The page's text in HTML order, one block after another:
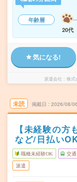
年齢層
20代
気になる!
派遣会社 株式
未読 掲載日 2026/08/06
【未経験の
など/日払い
職種未経験OK 交
派遣